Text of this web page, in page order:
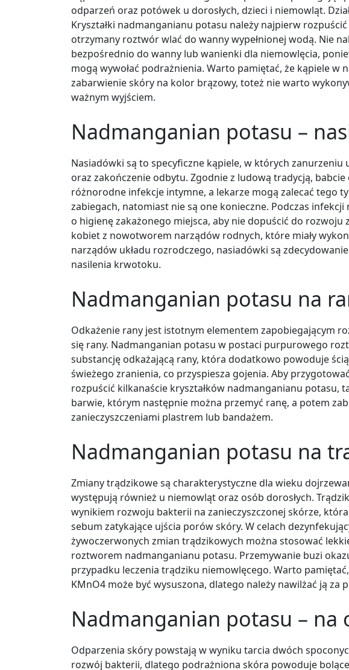
odparzeń oraz potówek u dorosłych, dzieci i niemowląt.
Kryształki nadmanganianu potasu należy najpierw
otrzymany roztwór wlać do wanny wypełnionej wodą. Nie
bezpośrednio do wanny lub wanienki dla niemowlęcia,
mogą wywołać podrażnienia. Warto pamiętać, że kąpiele w
zabarwienie skóry na kolor brązowy, toteż nie warto
ważnym wyjściem.
Nadmanganian potasu –
Nasiadówki są to specyficzne kąpiele, w których zanurzeniu
oraz zakończenie odbytu. Zgodnie z ludową tradycją, babcie
różnorodne infekcje intymne, a lekarze mogą zalecać tego
zabiegach, natomiast nie są one konieczne. Podczas infekcji
o higienę zakażonego miejsca, aby nie dopuścić do rozwoju
kobiet z nowotworem narządów rodnych, które miały
narządów układu rozrodczego, nasiadówki są
nasilenia krwotoku.
Nadmanganian potasu na
Odkażenie rany jest istotnym elementem zapobiegającym
się rany. Nadmanganian potasu w postaci purpurowego
substancję odkażającą rany, która dodatkowo powoduje
świeżego zranienia, co przyspiesza gojenia. Aby
rozpuścić kilkanaście kryształków nadmanganianu potasu,
barwie, którym następnie można przemyć ranę, a potem
zanieczyszczeniami plastrem lub bandażem.
Nadmanganian potasu na
Zmiany trądzikowe są charakterystyczne dla wieku
występują również u niemowląt oraz osób dorosłych.
wynikiem rozwoju bakterii na zanieczyszczonej skórze,
sebum zatykające ujścia porów skóry. W celach
żywoczerwonych zmian trądzikowych można stosować
roztworem nadmanganianu potasu. Przemywanie buzi
przypadku leczenia trądziku niemowlęcego. Warto
KMnO4 może być wysuszona, dlatego należy nawilżać ją za
Nadmanganian potasu – na
Odparzenia skóry powstają w wyniku tarcia dwóch
rozwój bakterii, dlatego podrażniona skóra powoduje